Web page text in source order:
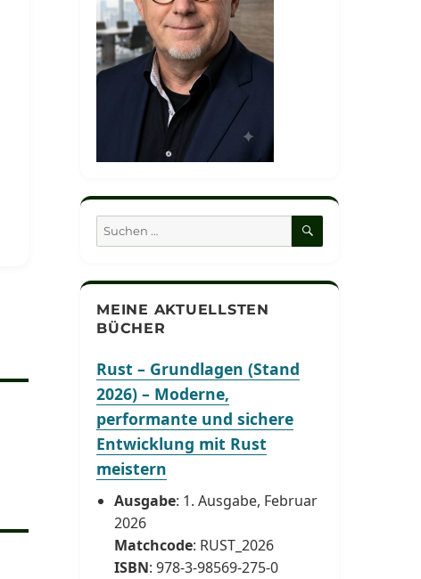
Suchen
nach:
SUCHEN
MEINE AKTUELLSTEN
BÜCHER
Rust – Grundlagen (Stand
2026) – Moderne,
performante und sichere
Entwicklung mit Rust
meistern
Ausgabe: 1. Ausgabe, Februar
2026
Matchcode: RUST_2026
ISBN: 978-3-98569-275-0